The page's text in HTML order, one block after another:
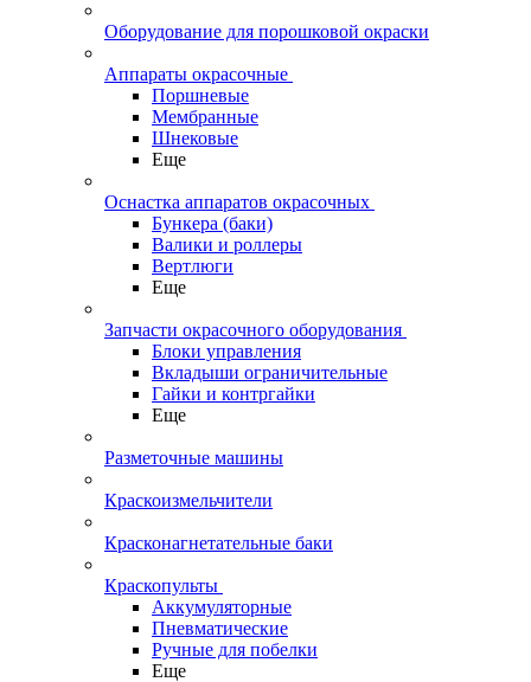
Оборудование для порошковой окраски
Аппараты окрасочные
Поршневые
Мембранные
Шнековые
Еще
Оснастка аппаратов окрасочных
Бункера (баки)
Валики и роллеры
Вертлюги
Еще
Запчасти окрасочного оборудования
Блоки управления
Вкладыши ограничительные
Гайки и контргайки
Еще
Разметочные машины
Краскоизмельчители
Красконагнетательные баки
Краскопульты
Аккумуляторные
Пневматические
Ручные для побелки
Еще